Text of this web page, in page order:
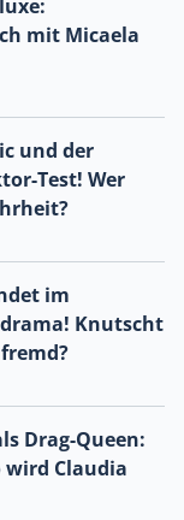
mit Micaela
und der
Test! Wer
im
Knutscht
Drag-Queen:
wird Claudia